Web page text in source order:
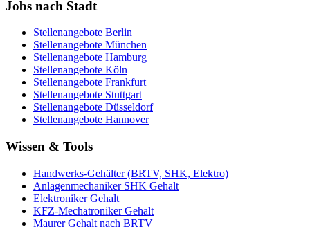
Jobs nach Stadt
Stellenangebote Berlin
Stellenangebote München
Stellenangebote Hamburg
Stellenangebote Köln
Stellenangebote Frankfurt
Stellenangebote Stuttgart
Stellenangebote Düsseldorf
Stellenangebote Hannover
Wissen & Tools
Handwerks-Gehälter (BRTV, SHK, Elektro)
Anlagenmechaniker SHK Gehalt
Elektroniker Gehalt
KFZ-Mechatroniker Gehalt
Maurer Gehalt nach BRTV